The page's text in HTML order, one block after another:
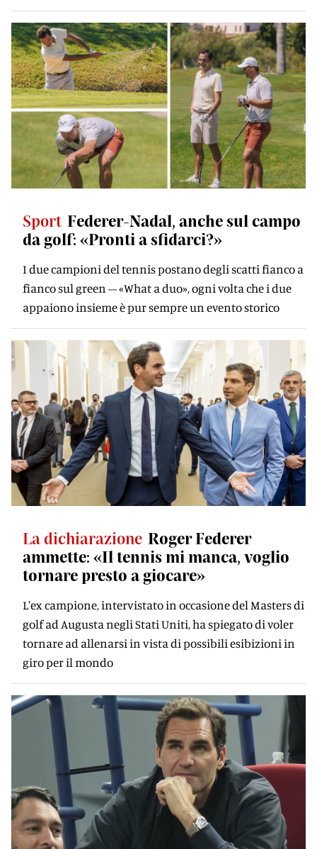
Sport Federer-Nadal, anche sul campo
da golf: «Pronti a sfidarci?»
I due campioni del tennis postano degli scatti fianco a
fianco sul green – «What a duo», ogni volta che i due
appaiono insieme è pur sempre un evento storico
La dichiarazione Roger Federer
ammette: «Il tennis mi manca, voglio
tornare presto a giocare»
L'ex campione, intervistato in occasione del Masters di
golf ad Augusta negli Stati Uniti, ha spiegato di voler
tornare ad allenarsi in vista di possibili esibizioni in
giro per il mondo